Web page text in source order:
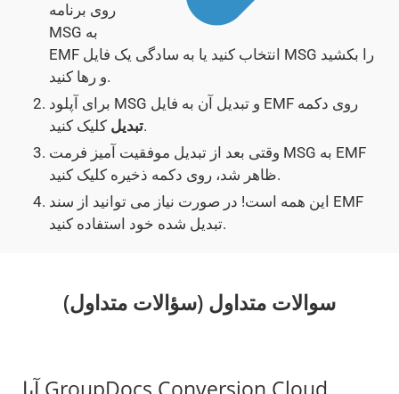
روی برنامه
MSG به
EMF انتخاب کنید یا به سادگی یک فایل MSG را بکشید
و رها کنید.
برای آپلود MSG و تبدیل آن به فایل EMF روی دکمه
تبدیلکلیک کنید.
وقتی بعد از تبدیل موفقیت آمیز فرمت MSG به EMF
ظاهر شد، روی دکمه ذخیره کلیک کنید.
این همه است! در صورت نیاز می توانید از سند EMF
تبدیل شده خود استفاده کنید.
سوالات متداول (سؤالات متداول)